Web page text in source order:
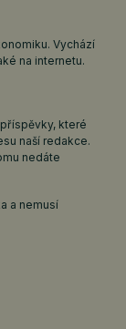
Vychází
na internetu.
které
naší redakce.
nedáte
a nemusí